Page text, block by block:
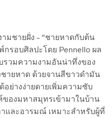
มชายฝั่ง – “ชายหาดกับต้น
รอบศิลปะโดย Pennello ผล
รวมความงามอันน่าทึ่งของ
ายหาด ด้วยจานสีขาวดำมัน
อย่างง่ายดายเพิ่มความซับ
องมหาสมุทรเข้ามาในบ้าน
และอารมณ์ เหมาะสำหรับผู้ที่